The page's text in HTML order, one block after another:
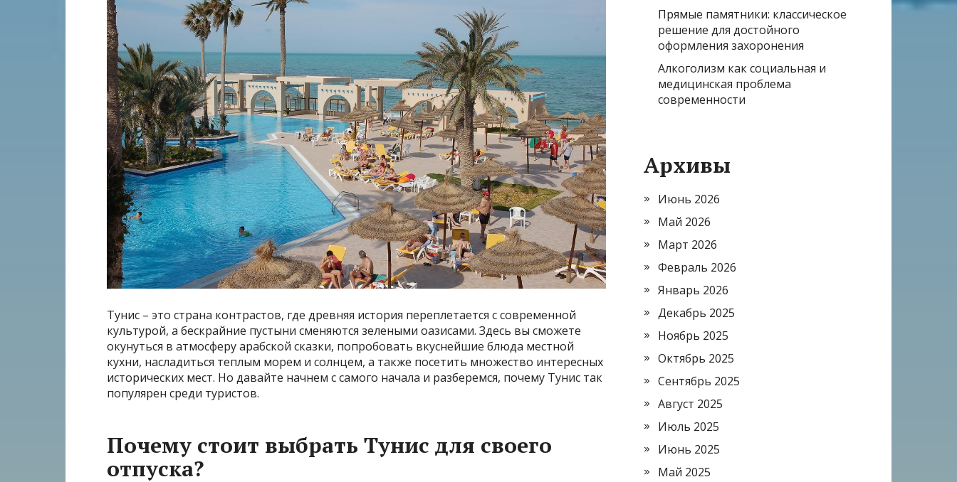
Тунис – это страна контрастов, где древняя история переплетается с современной
культурой, а бескрайние пустыни сменяются зелеными оазисами. Здесь вы сможете
окунуться в атмосферу арабской сказки, попробовать вкуснейшие блюда местной
кухни, насладиться теплым морем и солнцем, а также посетить множество интересных
исторических мест. Но давайте начнем с самого начала и разберемся, почему Тунис так
популярен среди туристов.
Почему стоит выбрать Тунис для своего
отпуска?
Прямые памятники: классическое
решение для достойного
оформления захоронения
Алкоголизм как социальная и
медицинская проблема
современности
Архивы
Июнь 2026
Май 2026
Март 2026
Февраль 2026
Январь 2026
Декабрь 2025
Ноябрь 2025
Октябрь 2025
Сентябрь 2025
Август 2025
Июль 2025
Июнь 2025
Май 2025